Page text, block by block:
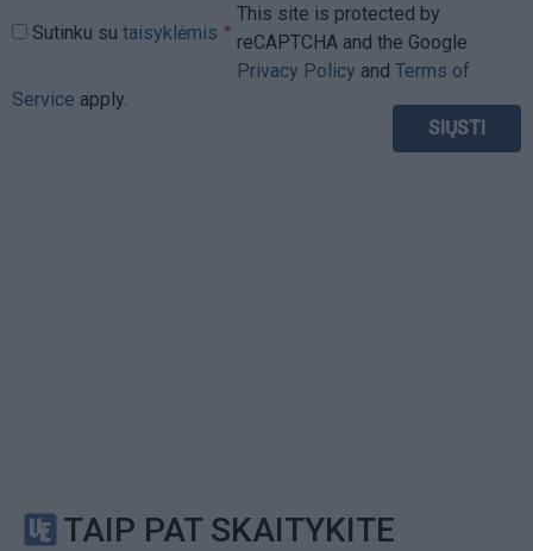
Sutinku su taisyklėmis
This site is protected by
reCAPTCHA and the Google
Privacy Policy and Terms of
Service apply.
TAIP PAT SKAITYKITE